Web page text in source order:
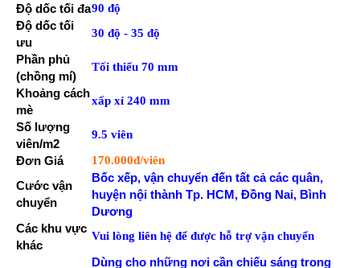
Độ dốc tối đa90 độ
Độ dốc tối
ưu
30 độ - 35 độ
Phần phủ
(chồng mí)
Tối thiểu 70 mm
Khoảng cách
mè
xấp xỉ 240 mm
Số lượng
viên/m2
9.5 viên
Đơn Giá 170.000đ/viên
Cước vận
chuyển
Bốc xếp, vận chuyển đến tất cả các quân,
huyện nội thành Tp. HCM, Đồng Nai, Bình
Dương
Các khu vực
khác
Vui lòng liên hệ để được hỗ trợ vận chuyển
Dùng cho những nơi cần chiếu sáng trong